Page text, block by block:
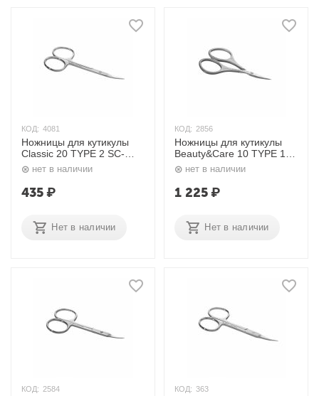
КОД: 4081
Ножницы для кутикулы
Classic 20 TYPE 2 SC-
20/2 Н-01 (S3-13-24)
Сталекс
нет в наличии
435₽
Нет в наличии
КОД: 2856
Ножницы для кутикулы
Beauty&Care 10 TYPE 1
SBC-10/1 Н-12 (S4-11-20)
Сталекс
нет в наличии
1 225₽
Нет в наличии
КОД: 2584 КОД: 363